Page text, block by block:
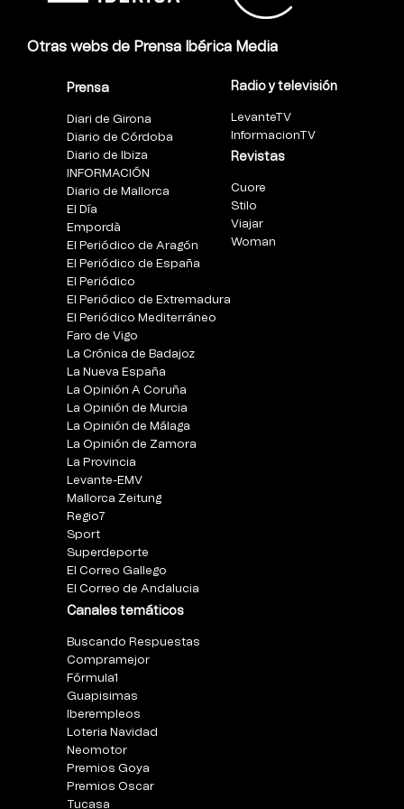
Otras webs de Prensa Ibérica Media
Prensa
Diari de Girona
Diario de Córdoba
Diario de Ibiza
INFORMACIÓN
Diario de Mallorca
El Día
Empordà
El Periódico de Aragón
El Periódico de España
El Periódico
El Periódico de Extremadura
El Periódico Mediterráneo
Faro de Vigo
La Crónica de Badajoz
La Nueva España
La Opinión A Coruña
La Opinión de Murcia
La Opinión de Málaga
La Opinión de Zamora
La Provincia
Levante-EMV
Mallorca Zeitung
Regio7
Sport
Superdeporte
El Correo Gallego
El Correo de Andalucia
Canales temáticos
Buscando Respuestas
Compramejor
Fórmula1
Guapisimas
Iberempleos
Loteria Navidad
Neomotor
Premios Goya
Premios Oscar
Tucasa
Radio y televisión
LevanteTV
InformacionTV
Revistas
Cuore
Stilo
Viajar
Woman